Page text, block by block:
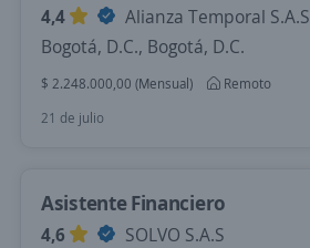
4,4
Alianza Temporal S.A.S
Bogotá, D.C., Bogotá, D.C.
$ 2.248.000,00 (Mensual)
Remoto
21 de julio
Asistente Financiero
4,6
SOLVO S.A.S